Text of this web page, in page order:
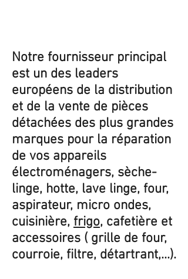
Notre fournisseur principal
est un des leaders
européens de la distribution
et de la vente de pièces
détachées des plus grandes
marques pour la réparation
de vos appareils
électroménagers, sèche-
linge, hotte, lave linge, four,
aspirateur, micro ondes,
cuisinière, frigo, cafetière et
accessoires ( grille de four,
courroie, filtre, détartrant,...).